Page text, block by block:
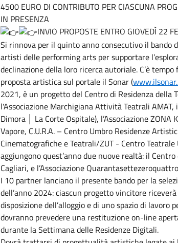
4500 EURO DI CONTRIBUTO PER CIASCUNA
IN PRESENZA
INVIO PROPOSTE ENTRO GIOVEDÌ 22
Si rinnova per il quinto anno consecutivo il bando
artisti delle performing arts per supportare
declinazione della loro ricerca autoriale. C’è
proposta artistica sul portale il Sonar (
2021, è un progetto del Centro di Residenza
l'Associazione Marchigiana Attività Teatrali
Dimora │ La Corte Ospitale), l’Associazione
Vapore, C.U.R.A. – Centro Umbro Residenze
Cinematografiche e Teatrali/ZUT - Centro
aggiungono quest’anno due nuove realtà: il
Cagliari, e l’Associazione
I 10 partner lanciano il presente bando per la
dell’anno 2024: ciascun progetto vincitore
disposizione dell’alloggio e di uno spazio di
dovranno prevedere una restituzione on-line
durante la Settimana delle Residenze Digitali.